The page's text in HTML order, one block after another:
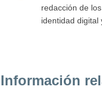
redacción de
identidad digital
Información